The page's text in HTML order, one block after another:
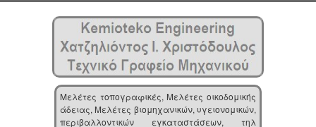
Μελέτες τοπογραφικές, Μελέτες οικοδομικής
άδειας, Μελέτες βιομηχανικών, υγειονομικών,
περιβαλλοντικών εγκαταστάσεων, τηλ